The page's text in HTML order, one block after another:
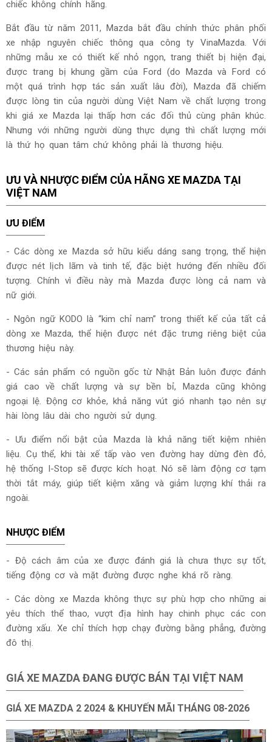
chiếc không chính hãng.
Bắt đầu từ năm 2011, Mazda bắt đầu chính thức phân phối
xe nhập nguyên chiếc thông qua công ty VinaMazda. Với
những mẫu xe có thiết kế nhỏ ngọn, trang thiết bị hiện đại,
được trang bị khung gầm của Ford (do Mazda và Ford có
một quá trình hợp tác sản xuất lâu đời), Mazda đã chiếm
được lòng tin của người dùng Việt Nam về chất lượng trong
khi giá xe Mazda lại thấp hơn các đối thủ cùng phân khúc.
Nhưng với những người dùng thực dụng thì chất lượng mới
là thứ họ quan tâm chứ không phải là thương hiệu.
ƯU VÀ NHƯỢC ĐIỂM CỦA HÃNG XE MAZDA TẠI
VIỆT NAM
ƯU ĐIỂM
- Các dòng xe Mazda sở hữu kiểu dáng sang trọng, thể hiện
được nét lịch lãm và tinh tế, đặc biệt hướng đến nhiều đối
tượng. Chính vì điều này mà Mazda được lòng cả nam và
nữ giới.
- Ngôn ngữ KODO là “kim chỉ nam” trong thiết kế của tất cả
dòng xe Mazda, thể hiện được nét đặc trưng riêng biệt của
thương hiệu này.
- Các sản phẩm có nguồn gốc từ Nhật Bản luôn được đánh
giá cao về chất lượng và sự bền bỉ, Mazda cũng không
ngoại lệ. Động cơ khỏe, khả năng vút gió nhanh tạo nên sự
hài lòng lâu dài cho người sử dụng.
- Ưu điểm nổi bật của Mazda là khả năng tiết kiệm nhiên
liệu. Cụ thể, khi tài xế tấp vào ven đường hay dừng đèn đỏ,
hệ thống I-Stop sẽ được kích hoạt. Nó sẽ làm động cơ tạm
thời tắt máy, giúp tiết kiệm xăng và giảm lượng khí thải ra
ngoài.
NHƯỢC ĐIỂM
- Độ cách âm của xe được đánh giá là chưa thực sự tốt,
tiếng động cơ và mặt đường được nghe khá rõ ràng.
- Các dòng xe Mazda không thực sự phù hợp cho những ai
yêu thích thể thao, vượt địa hình hay chinh phục các con
đường xấu. Xe chỉ thích hợp chạy đường bằng phẳng, đường
đô thị.
GIÁ XE MAZDA ĐANG ĐƯỢC BÁN TẠI VIỆT NAM
GIÁ XE MAZDA 2 2024 & KHUYẾN MÃI THÁNG 08-2026